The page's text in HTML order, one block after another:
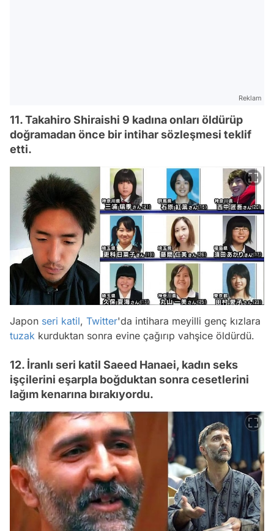
Reklam
11. Takahiro Shiraishi 9 kadına onları öldürüp
doğramadan önce bir intihar sözleşmesi teklif
etti.
Japon seri katil, Twitter'da intihara meyilli genç kızlara
tuzak kurduktan sonra evine çağırıp vahşice öldürdü.
12. İranlı seri katil Saeed Hanaei, kadın seks
işçilerini eşarpla boğduktan sonra cesetlerini
lağım kenarına bırakıyordu.